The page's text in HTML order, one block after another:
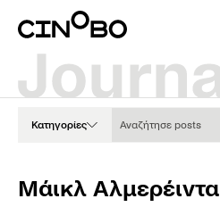
Κατηγορίες
Μάικλ Αλμερέιντα